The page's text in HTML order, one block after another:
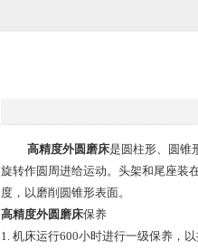
高精度外圆磨床是圆柱形、圆锥
旋转作圆周进给运动。头架和尾座装
度，以磨削圆锥形表面。
高精度外圆磨床保养
1. 机床运行600小时进行一级保养，